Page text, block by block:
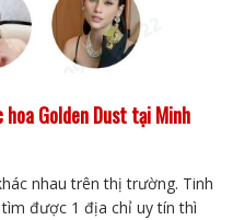
hoa Golden Dust tại Minh
nhau trên thị trường. Tinh
được 1 địa chỉ uy tín thì